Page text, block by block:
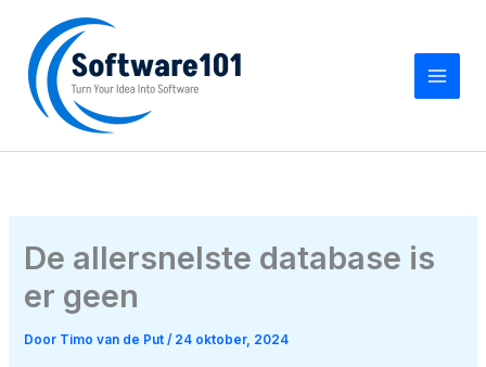
inhoud
De allersnelste database is
er geen
Door Timo van de Put/ 24 oktober, 2024